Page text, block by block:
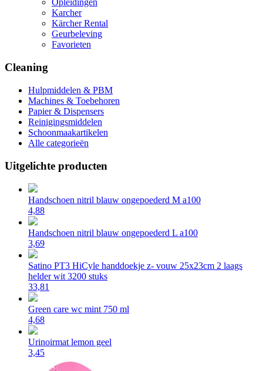
Opleidingen
Karcher
Kärcher Rental
Geurbeleving
Favorieten
Cleaning
Hulpmiddelen & PBM
Machines & Toebehoren
Papier & Dispensers
Reinigingsmiddelen
Schoonmaakartikelen
Alle categorieën
Uitgelichte producten
Handschoen nitril blauw ongepoederd M a100
4,88
Handschoen nitril blauw ongepoederd L a100
3,69
Satino PT3 HiCyle handdoekje z- vouw 25x23cm 2 laags
helder wit 3200 stuks
33,81
Green care wc mint 750 ml
4,68
Urinoirmat lemon geel
3,45